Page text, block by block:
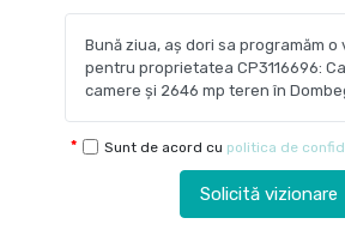
Sunt de acord cu politica de
Solicită vizionare